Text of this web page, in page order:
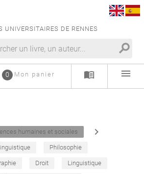
UNIVERSITAIRES DE RENNES
search
Mon panier
0 menu_book menu
humaines et sociales navigate_next
Philosophie
Droit Linguistique